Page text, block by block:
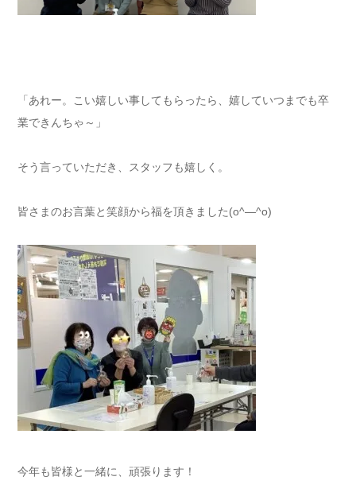
「あれー。こい嬉しい事してもらったら、嬉していつまでも卒
業できんちゃ～」
そう言っていただき、スタッフも嬉しく。
皆さまのお言葉と笑顔から福を頂きました(o^―^o)
今年も皆様と一緒に、頑張ります！